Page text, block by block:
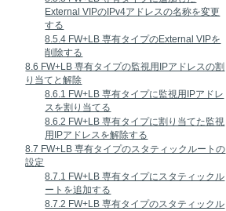
External VIPのIPv4アドレスの名称を変更
する
8.5.4 FW+LB 専有タイプのExternal VIPを
削除する
8.6 FW+LB 専有タイプの監視用IPアドレスの割
り当てと解除
8.6.1 FW+LB 専有タイプに監視用IPアドレ
スを割り当てる
8.6.2 FW+LB 専有タイプに割り当てた監視
用IPアドレスを解除する
8.7 FW+LB 専有タイプのスタティックルートの
設定
8.7.1 FW+LB 専有タイプにスタティックル
ートを追加する
8.7.2 FW+LB 専有タイプのスタティックル